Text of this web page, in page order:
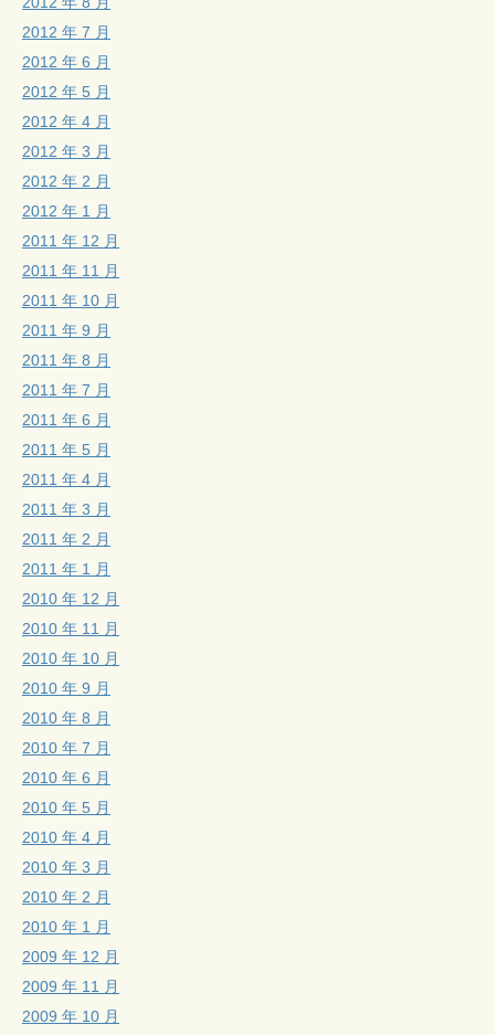
2012 年 7 月
2012 年 6 月
2012 年 5 月
2012 年 4 月
2012 年 3 月
2012 年 2 月
2012 年 1 月
2011 年 12 月
2011 年 11 月
2011 年 10 月
2011 年 9 月
2011 年 8 月
2011 年 7 月
2011 年 6 月
2011 年 5 月
2011 年 4 月
2011 年 3 月
2011 年 2 月
2011 年 1 月
2010 年 12 月
2010 年 11 月
2010 年 10 月
2010 年 9 月
2010 年 8 月
2010 年 7 月
2010 年 6 月
2010 年 5 月
2010 年 4 月
2010 年 3 月
2010 年 2 月
2010 年 1 月
2009 年 12 月
2009 年 11 月
2009 年 10 月